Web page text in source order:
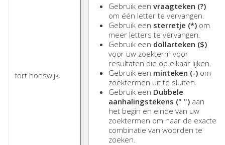
Gebruik een vraagteken (?)
om één letter te vervangen.
Gebruik een sterretje (*) om
meer letters te vervangen.
Gebruik een dollarteken ($)
voor uw zoekterm voor
resultaten die op elkaar lijken.
Gebruik een minteken (-) om
zoektermen uit te sluiten.
Gebruik een Dubbele
aanhalingstekens (" ") aan
het begin en einde van uw
zoektermen om naar de exacte
combinatie van woorden te
zoeken.